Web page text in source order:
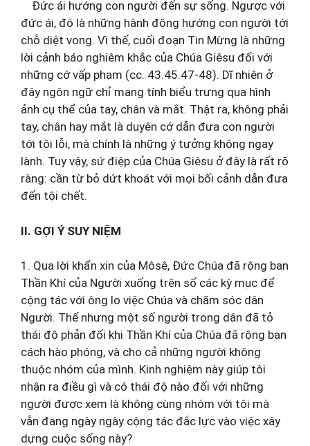
Đức ái hướng con người đến sự sống. Ngược với
đức ái, đó là những hành động hướng con người tới
chỗ diệt vong. Vì thế, cuối đoạn Tin Mừng là những
lời cảnh báo nghiêm khắc của Chúa Giêsu đối với
những cớ vấp phạm (cc. 43.45.47-48). Dĩ nhiên ở
đây ngôn ngữ chỉ mang tính biểu trưng qua hình
ảnh cụ thể của tay, chân và mắt. Thật ra, không phải
tay, chân hay mắt là duyên cớ dẫn đưa con người
tới tội lỗi, mà chính là những ý tưởng không ngay
lành. Tuy vậy, sứ điệp của Chúa Giêsu ở đây là rất rõ
ràng: cần từ bỏ dứt khoát với mọi bối cảnh dẫn đưa
đến tội chết.
II. GỢI Ý SUY NIỆM
1. Qua lời khẩn xin của Môsê, Đức Chúa đã rộng ban
Thần Khí của Người xuống trên số các kỳ mục để
cộng tác với ông lo việc Chúa và chăm sóc dân
Người. Thế nhưng một số người trong dân đã tỏ
thái độ phản đối khi Thần Khí của Chúa đã rộng ban
cách hào phóng, và cho cả những người không
thuộc nhóm của mình. Kinh nghiệm này giúp tôi
nhận ra điều gì và có thái độ nào đối với những
người được xem là không cùng nhóm với tôi mà
vẫn đang ngày ngày cộng tác đắc lực vào việc xây
dựng cuộc sống này?